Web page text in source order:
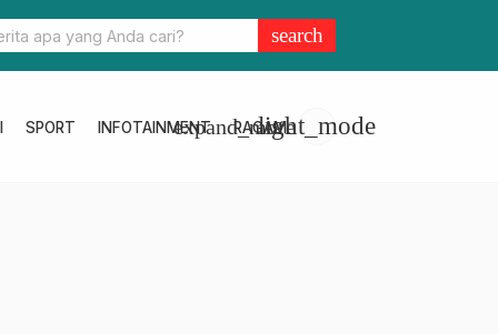
Pangan Sulbar Kembali Gelar Pasar Murah di Depan Kantor
search
SPORT INFOTAINMENT RAGAM
expand_morelight_mode